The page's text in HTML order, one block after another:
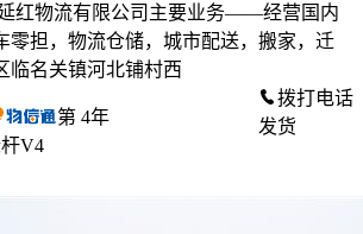
红物流有限公司主要业务——经营国内
零担，物流仓储，城市配送，搬家，迁
临名关镇河北铺村西
第 4年
V4
拨打电话
发货